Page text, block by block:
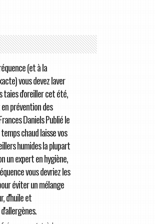
(et à la
vous devez laver
taies d'oreiller cet été,
prévention des
Daniels Publié le
chaud laisse vos
humides la plupart
un expert en hygiène,
vous devriez les
éviter un mélange
d'huile et